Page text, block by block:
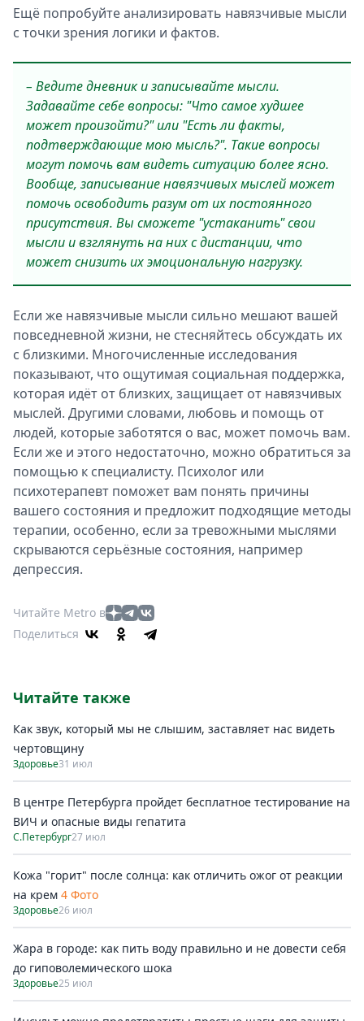
Ещё попробуйте анализировать навязчивые мысли
с точки зрения логики и фактов.
– Ведите дневник и записывайте мысли.
Задавайте себе вопросы: "Что самое худшее
может произойти?" или "Есть ли факты,
подтверждающие мою мысль?". Такие вопросы
могут помочь вам видеть ситуацию более ясно.
Вообще, записывание навязчивых мыслей может
помочь освободить разум от их постоянного
присутствия. Вы сможете "устаканить" свои
мысли и взглянуть на них с дистанции, что
может снизить их эмоциональную нагрузку.
Если же навязчивые мысли сильно мешают вашей
повседневной жизни, не стесняйтесь обсуждать их
с близкими. Многочисленные исследования
показывают, что ощутимая социальная поддержка,
которая идёт от близких, защищает от навязчивых
мыслей. Другими словами, любовь и помощь от
людей, которые заботятся о вас, может помочь вам.
Если же и этого недостаточно, можно обратиться за
помощью к специалисту. Психолог или
психотерапевт поможет вам понять причины
вашего состояния и предложит подходящие методы
терапии, особенно, если за тревожными мыслями
скрываются серьёзные состояния, например
депрессия.
Читайте Metro в
Поделиться
Читайте также
Как звук, который мы не слышим, заставляет нас видеть
чертовщину
Здоровье31 июл
В центре Петербурга пройдет бесплатное тестирование на
ВИЧ и опасные виды гепатита
С.Петербург27 июл
Кожа "горит" после солнца: как отличить ожог от реакции
на крем 4 Фото
Здоровье26 июл
Жара в городе: как пить воду правильно и не довести себя
до гиповолемического шока
Здоровье25 июл